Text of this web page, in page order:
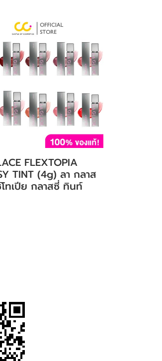
FLEXTOPIA
TINT (4g) ลา กลาส
ทเปีย กลาสซี่ ทินท์